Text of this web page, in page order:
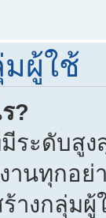
ผู้ใช้
?
มีระดับสู
านทุกอย่
างกลุ่ม